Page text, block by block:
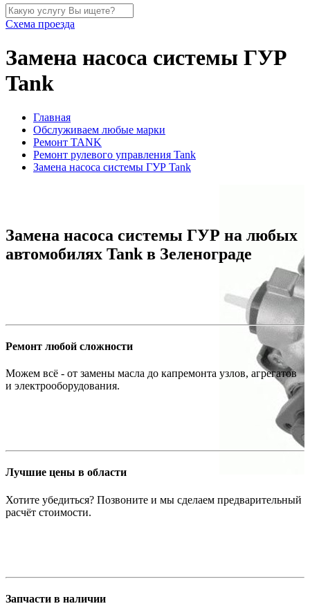
Схема проезда
Замена насоса системы ГУР
Tank
Главная
Обслуживаем любые марки
Ремонт TANK
Ремонт рулевого управления Tank
Замена насоса системы ГУР Tank
Замена насоса системы ГУР на любых
автомобилях Tank в Зеленограде
Ремонт любой сложности
Можем всё - от замены масла до капремонта узлов, агрегатов
и электрооборудования.
Лучшие цены в области
Хотите убедиться? Позвоните и мы сделаем предварительный
расчёт стоимости.
Запчасти в наличии